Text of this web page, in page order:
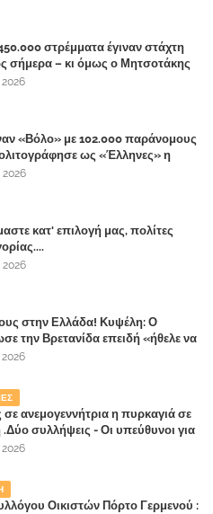
στρέμματα έγιναν στάχτη
σήμερα – κι όμως ο Μητσοτάκης
στις εκλογές του 2023,ενώ 50%
«Βόλο» με 102.000 παράνομους
ως «Έλληνες» η
κατ' επιλογή μας, πολίτες
στην Ελλάδα! Κυψέλη: Ο
την Βρετανίδα επειδή «ήθελε να
του χριστιανή»
ανεμογεννήτρια η πυρκαγιά σε
.Δύο συλλήψεις - Οι υπεύθυνοι για
της κατάσβεσης θα
Οικιστών Πόρτο Γερμενού :